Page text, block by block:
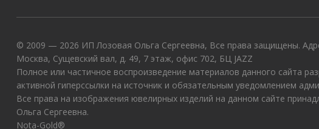
© 2009 — 2026 ИП Лозовая Ольга Сергеевна, Все права защищены.
Москва, Сущевский вал, д. 49, 7 этаж, офис 702, БЦ JAZZ
Полное или частичное воспроизведение материалов данного сайта
активной гиперссылки на источник и обязательным уведомлением
Все права на изображения ювелирных изделий на данном сайте
Ольга Сергеевна.
Nota-Gold®